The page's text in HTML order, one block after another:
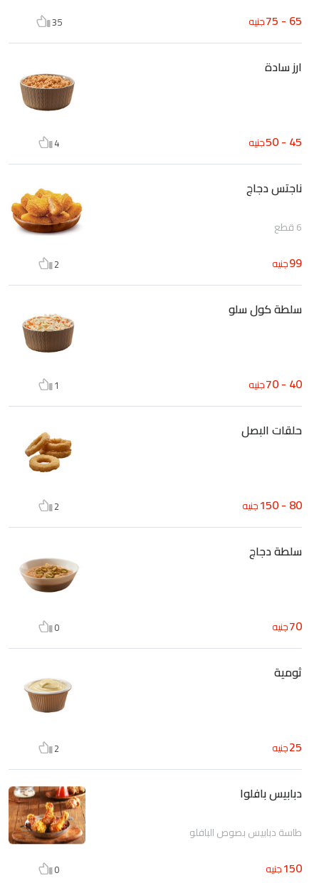
65 - 75 جنيه 35
ارز سادة
45 - 50 جنيه 4
ناجتس دجاج
6 قطع
99جنيه 2
سلطة كول سلو
40 - 70 جنيه 1
حلقات البصل
80 - 150 جنيه 2
سلطة دجاج
70جنيه 0
ثومية
25جنيه 2
دبابيس بافلوا
طاسة دبابيس بصوص البافلو
150جنيه 0